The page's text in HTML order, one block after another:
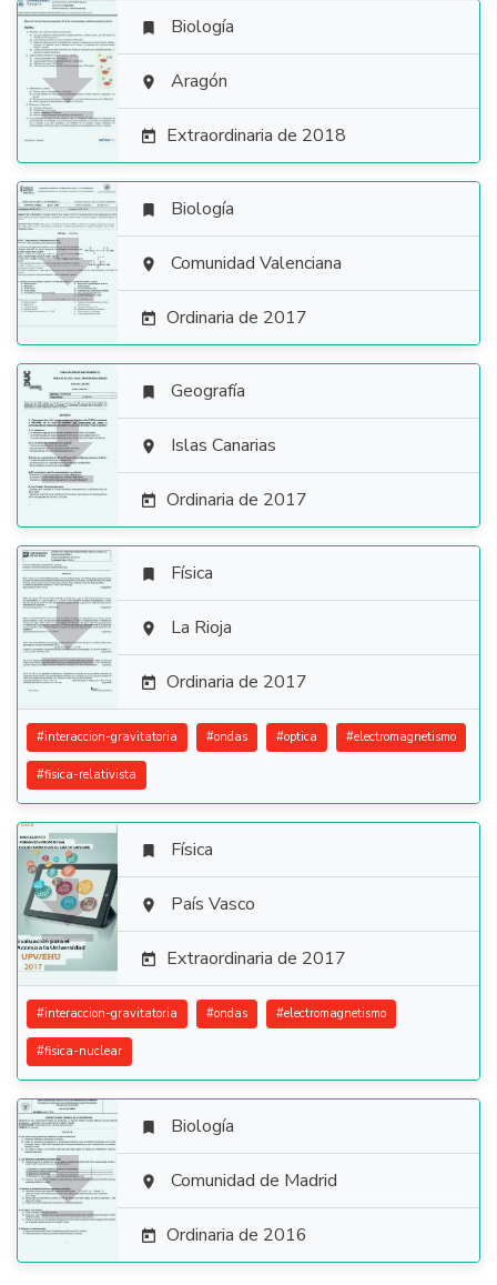

 Biología
 Aragón
 Extraordinaria de 2018

 Biología
 Comunidad Valenciana
 Ordinaria de 2017

 Geografía
 Islas Canarias
 Ordinaria de 2017

 Física
 La Rioja
 Ordinaria de 2017
#interaccion-gravitatoria #ondas #optica #electromagnetismo
#fisica-relativista

 Física
 País Vasco
 Extraordinaria de 2017
#interaccion-gravitatoria #ondas #electromagnetismo
#fisica-nuclear

 Biología
 Comunidad de Madrid
 Ordinaria de 2016